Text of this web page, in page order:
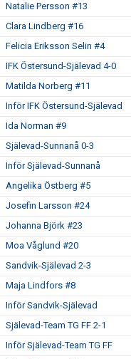
Natalie Persson #13
Clara Lindberg #16
Felicia Eriksson Selin #4
IFK Östersund-Själevad 4-0
Matilda Norberg #11
Inför IFK Östersund-Själevad
Ida Norman #9
Själevad-Sunnanå 0-3
Inför Själevad-Sunnanå
Angelika Östberg #5
Josefin Larsson #24
Johanna Björk #23
Moa Våglund #20
Sandvik-Själevad 2-3
Maja Lindfors #8
Inför Sandvik-Själevad
Själevad-Team TG FF 2-1
Inför Själevad-Team TG FF